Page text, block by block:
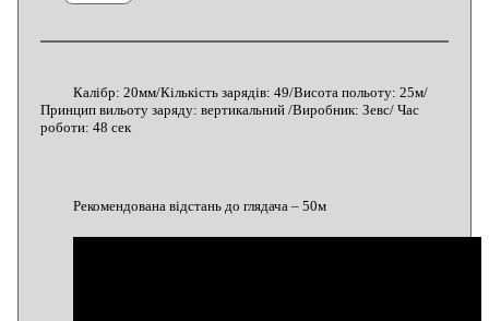
Калібр: 20мм/Кількість зарядів: 49/Висота польоту: 25м/
Принцип вильоту заряду: вертикальний /Виробник: Зевс/ Час
роботи: 48 сек
Рекомендована відстань до глядача – 50м